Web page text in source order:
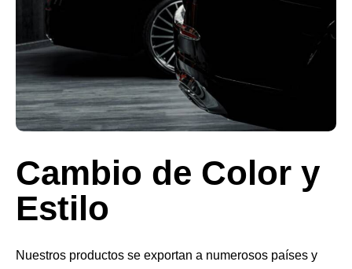
Cambio de Color y
Estilo
Nuestros productos se exportan a numerosos países y